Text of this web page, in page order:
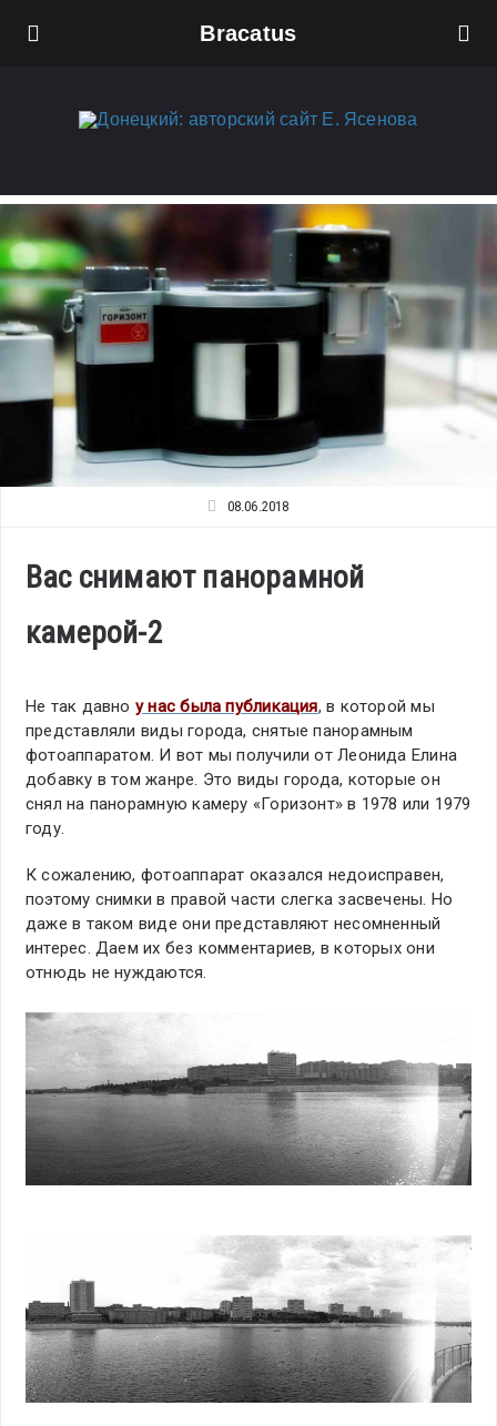
Bracatus
08.06.2018
Вас снимают панорамной
камерой-2
Не так давно у нас была публикация, в которой мы
представляли виды города, снятые панорамным
фотоаппаратом. И вот мы получили от Леонида Елина
добавку в том жанре. Это виды города, которые он
снял на панорамную камеру «Горизонт» в 1978 или 1979
году.
К сожалению, фотоаппарат оказался недоисправен,
поэтому снимки в правой части слегка засвечены. Но
даже в таком виде они представляют несомненный
интерес. Даем их без комментариев, в которых они
отнюдь не нуждаются.